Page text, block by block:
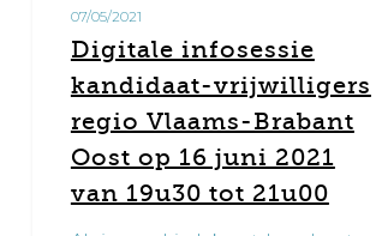
Brabant
Oost
07/05/2021
Digitale infosessie
kandidaat-vrijwilligers
regio Vlaams-Brabant
Oost op 16 juni 2021
van 19u30 tot 21u00